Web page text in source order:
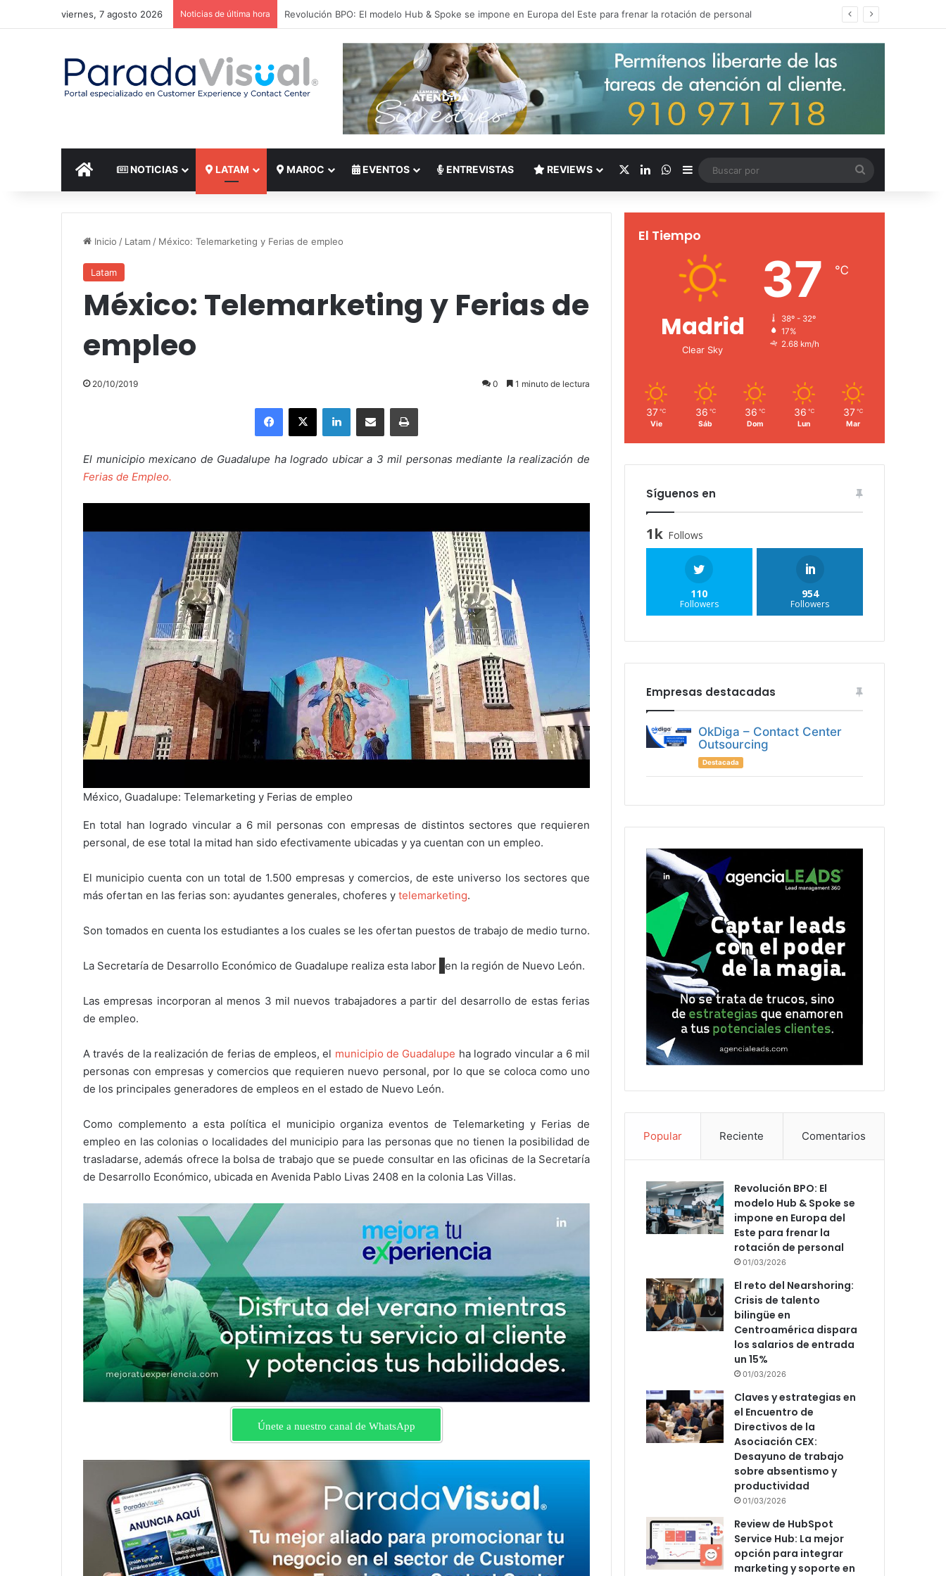
viernes, 7 agosto 2026 Noticias de última hora El reto del Nearshoring: Crisis de talento bilingüe en Centroamérica dispara los salarios de entrada un 15%
INICIO NOTICIAS LATAM MAROC EVENTOS ENTREVISTAS REVIEWS LinkedInWhatsApp
Barra lateral
por
Inicio / Latam/ México: Telemarketing y Ferias de empleo
Latam
México: Telemarketing y Ferias de
empleo
20/10/2019 0 1 minuto de lectura
Facebook
X LinkedInCompartir por correo electrónicoImprimir
El municipio mexicano de Guadalupe ha logrado ubicar a 3 mil personas mediante la realización de
Ferias de Empleo.
México, Guadalupe: Telemarketing y Ferias de empleo
En total han logrado vincular a 6 mil personas con empresas de distintos sectores que requieren
personal, de ese total la mitad han sido efectivamente ubicadas y ya cuentan con un empleo.
El municipio cuenta con un total de 1.500 empresas y comercios, de este universo los sectores que
más ofertan en las ferias son: ayudantes generales, choferes y telemarketing.
Son tomados en cuenta los estudiantes a los cuales se les ofertan puestos de trabajo de medio turno.
La Secretaría de Desarrollo Económico de Guadalupe realiza esta labor en la región de Nuevo León.
Las empresas incorporan al menos 3 mil nuevos trabajadores a partir del desarrollo de estas ferias
de empleo.
A través de la realización de ferias de empleos, el municipio de Guadalupe ha logrado vincular a 6 mil
personas con empresas y comercios que requieren nuevo personal, por lo que se coloca como uno
de los principales generadores de empleos en el estado de Nuevo León.
Como complemento a esta política el municipio organiza eventos de Telemarketing y Ferias de
empleo en las colonias o localidades del municipio para las personas que no tienen la posibilidad de
trasladarse, además ofrece la bolsa de trabajo que se puede consultar en las oficinas de la Secretaría
de Desarrollo Económico, ubicada en Avenida Pablo Livas 2408 en la colonia Las Villas.
Únete a nuestro canal de WhatsApp
El Tiempo
Madrid
Clear Sky
37 ℃
38º - 32º
17%
2.68 km/h
37 ℃
Vie
36 ℃
Sáb
36 ℃
Dom
36 ℃
Lun
37 ℃
Mar
Síguenos en
1k Follows
110
Followers
954
Followers
Empresas destacadas
OkDiga – Contact Center
Outsourcing
Destacada
Popular Reciente Comentarios
Revolución BPO: El
modelo Hub & Spoke se
impone en Europa del
Este para frenar la
rotación de personal
01/03/2026
El reto del Nearshoring:
Crisis de talento
bilingüe en
Centroamérica dispara
los salarios de entrada
un 15%
01/03/2026
Claves y estrategias en
el Encuentro de
Directivos de la
Asociación CEX:
Desayuno de trabajo
sobre absentismo y
productividad
01/03/2026
Review de HubSpot
Service Hub: La mejor
opción para integrar
marketing y soporte en